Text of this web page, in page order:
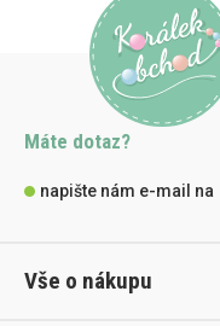
Máte dotaz?
napište nám e-mail na
Vše o nákupu